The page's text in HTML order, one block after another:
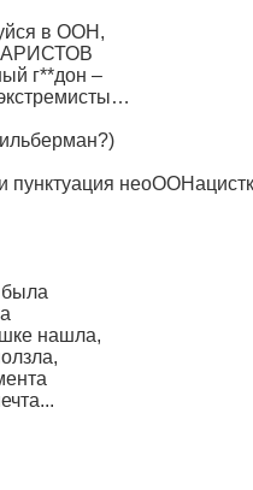
в ООН,
г**дон –
пунктуация
была
нашла,